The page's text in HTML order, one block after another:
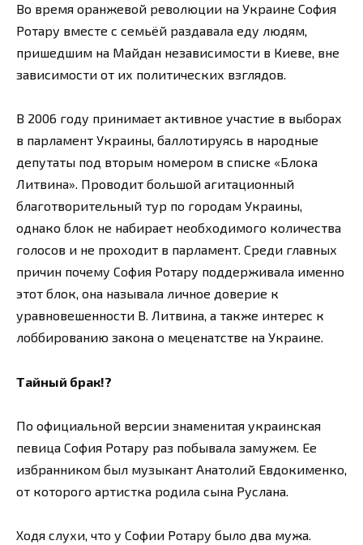
Во время оранжевой революции на Украине София
Ротару вместе с семьёй раздавала еду людям,
пришедшим на Майдан независимости в Киеве, вне
зависимости от их политических взглядов.
В 2006 году принимает активное участие в выборах
в парламент Украины, баллотируясь в народные
депутаты под вторым номером в списке «Блока
Литвина». Проводит большой агитационный
благотворительный тур по городам Украины,
однако блок не набирает необходимого количества
голосов и не проходит в парламент. Среди главных
причин почему София Ротару поддерживала именно
этот блок, она называла личное доверие к
уравновешенности В. Литвина, а также интерес к
лоббированию закона о меценатстве на Украине.
Тайный брак!?
По официальной версии знаменитая украинская
певица София Ротару раз побывала замужем. Ее
избранником был музыкант Анатолий Евдокименко,
от которого артистка родила сына Руслана.
Ходя слухи, что у Софии Ротару было два мужа.